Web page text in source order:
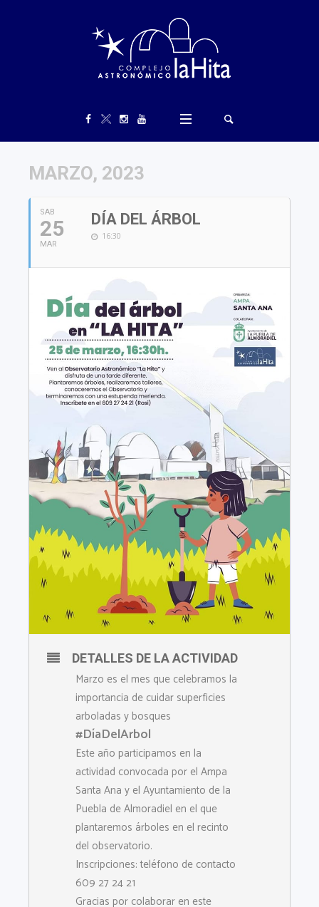
MARZO, 2023
SAB
25
MAR
DÍA DEL ÁRBOL
16:30
DETALLES DE LA ACTIVIDAD
Marzo es el mes que celebramos la
importancia de cuidar superficies
arboladas y bosques
#DíaDelArbol
Este año participamos en la
actividad convocada por el Ampa
Santa Ana y el Ayuntamiento de la
Puebla de Almoradiel en el que
plantaremos árboles en el recinto
del observatorio.
Inscripciones: teléfono de contacto
609 27 24 21
Gracias por colaborar en este